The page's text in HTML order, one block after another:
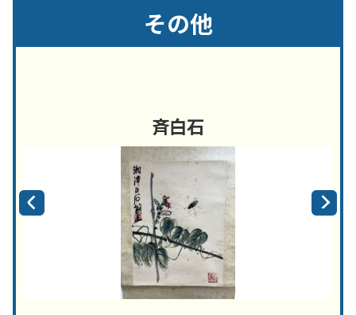
その他
斉白石